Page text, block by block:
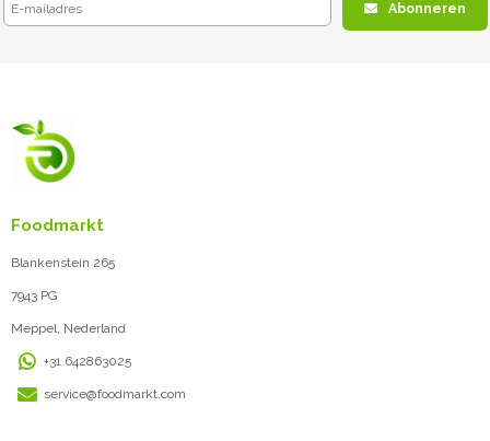
Abonneren
Foodmarkt
Blankenstein 265
7943 PG
Meppel, Nederland
+31 642863025
service@foodmarkt.com